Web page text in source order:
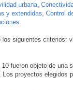
urbana
y extendidas Control
siguientes criterios:
fueron objeto de una
proyectos elegidos